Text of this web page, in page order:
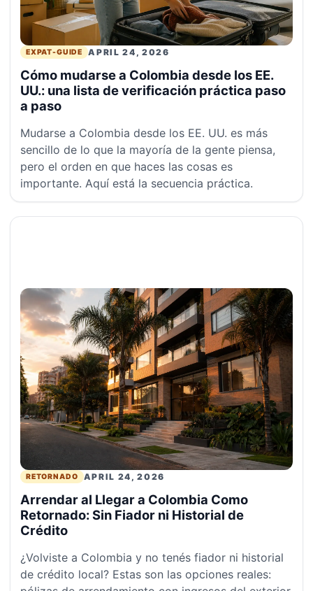
EXPAT-GUIDE APRIL 24, 2026
Cómo mudarse a Colombia desde los EE.
UU.: una lista de verificación práctica paso
a paso
Mudarse a Colombia desde los EE. UU. es más
sencillo de lo que la mayoría de la gente piensa,
pero el orden en que haces las cosas es
importante. Aquí está la secuencia práctica.
RETORNADO APRIL 24, 2026
Arrendar al Llegar a Colombia Como
Retornado: Sin Fiador ni Historial de
Crédito
¿Volviste a Colombia y no tenés fiador ni historial
de crédito local? Estas son las opciones reales: